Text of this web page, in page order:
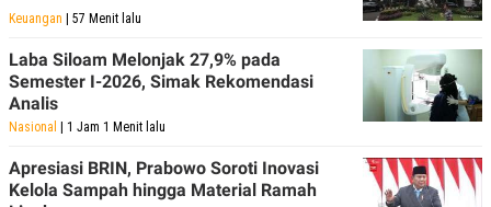
Keuangan | 57 Menit lalu
Laba Siloam Melonjak 27,9% pada
Semester I-2026, Simak Rekomendasi
Analis
Nasional | 1 Jam 1 Menit lalu
Apresiasi BRIN, Prabowo Soroti Inovasi
Kelola Sampah hingga Material Ramah